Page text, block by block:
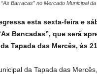
Barracas” no Mercado Municipal
esta sexta-feira e
Bancadas”, que será
Tapada das Mercês, às
da Tapada das